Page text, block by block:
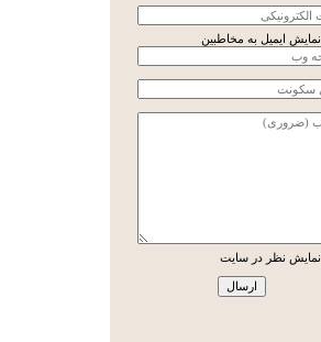
نمایش ایمیل به مخاطبین
نمایش نظر در سایت